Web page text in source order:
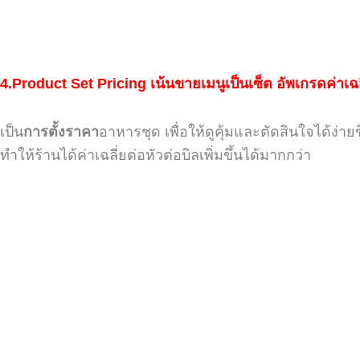
4.Product Set Pricing เน้นขายเมนูเป็นเซ็ต อัพเกรดค่าเ
เป็นการตั้งราคาอาหารชุด เพื่อให้ดูคุ้มและตัดสินใจได้ง่าย
ทำให้ร้านได้ค่าเฉลี่ยต่อหัวต่อบิลเพิ่มขึ้นได้มากกว่า